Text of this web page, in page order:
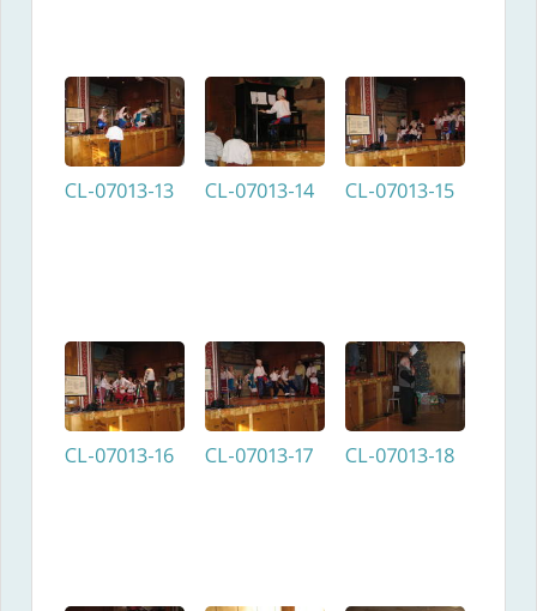
CL-07013-13 CL-07013-14 CL-07013-15
CL-07013-16 CL-07013-17 CL-07013-18